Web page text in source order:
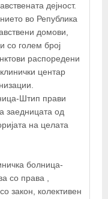
дејност.
во Република
домови,
со голем број
распоредени
центар
Штип прави
заедницата од
на целата
болница-
со права ,
закон, колективен